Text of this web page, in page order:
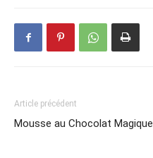
Article précédent
Mousse au Chocolat Magique